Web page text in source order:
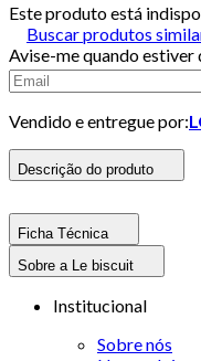
Este produto está
Buscar produtos
Avise-me quando estiver
Vendido e entregue por:
Descrição do produto
Ficha Técnica
Sobre a Le biscuit
Institucional
Sobre nós